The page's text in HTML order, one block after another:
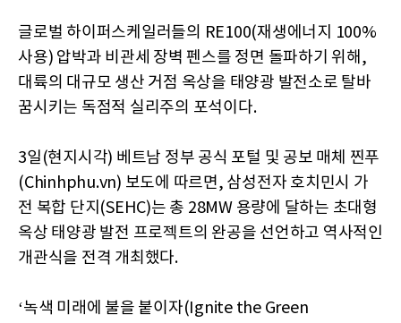
글로벌 하이퍼스케일러들의 RE100(재생에너지 100%
사용) 압박과 비관세 장벽 펜스를 정면 돌파하기 위해,
대륙의 대규모 생산 거점 옥상을 태양광 발전소로 탈바
꿈시키는 독점적 실리주의 포석이다.
3일(현지시각) 베트남 정부 공식 포털 및 공보 매체 찐푸
(Chinhphu.vn) 보도에 따르면, 삼성전자 호치민시 가
전 복합 단지(SEHC)는 총 28MW 용량에 달하는 초대형
옥상 태양광 발전 프로젝트의 완공을 선언하고 역사적인
개관식을 전격 개최했다.
‘녹색 미래에 불을 붙이자(Ignite the Green